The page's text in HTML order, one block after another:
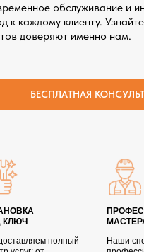
обслуживание и
к каждому клиенту.
доверяют именно нам.
БЕСПЛАТНАЯ
КЛЮЧ
полный
Наши